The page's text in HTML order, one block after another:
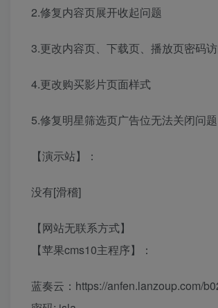
2.修复内容页展开收起问题
3.更改内容页、下载页、播放页密码
4.更改购买影片页面样式
5.修复明星筛选页广告位无法关闭问题
【演示站】：
没有[滑稽]
【网站无联系方式】
【苹果cms10主程序】：
蓝奏云：https://anfen.lanzoup.com/